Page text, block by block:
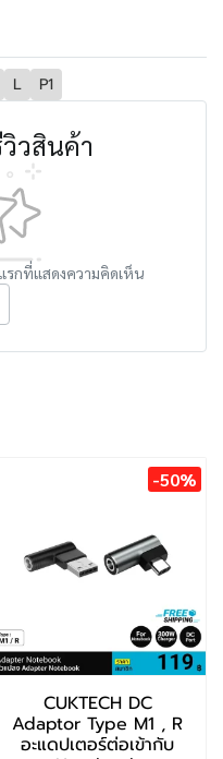
L P1
วสินค้า
รกที่แสดงความคิดเห็น
-50%
CUKTECH DC
Adaptor Type M1 , R
อะแดปเตอร์ต่อเข้ากับ